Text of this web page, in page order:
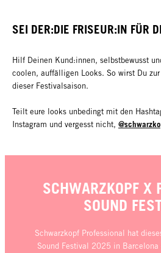
SEI DER:DIE FRISEUR:IN FÜR
Hilf Deinen Kund:innen, selbstbewusst
coolen, auffälligen Looks. So wirst Du
dieser Festivalsaison.
Teilt eure looks unbedingt mit den
Instagram und vergesst nicht,
SCHWARZKOPF X
SOUND
Schwarzkopf Professional hat
Sound Festival 2025 in